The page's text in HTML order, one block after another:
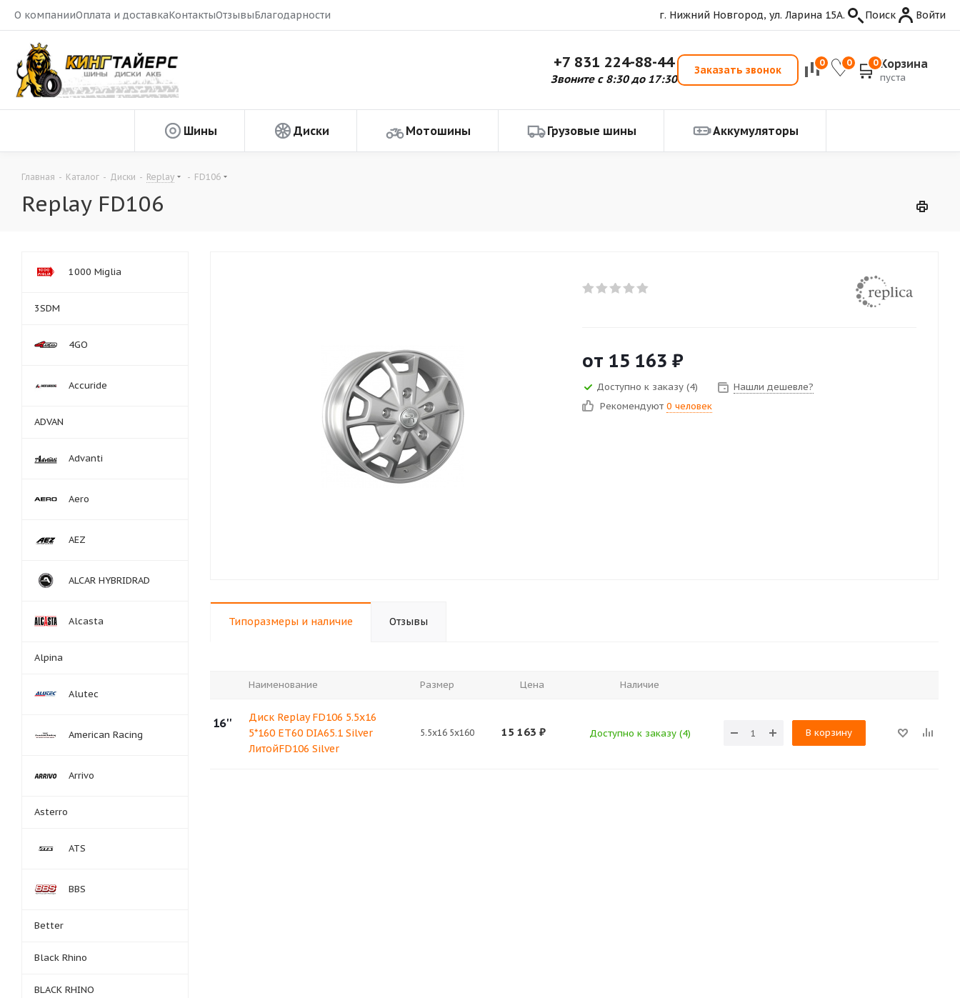
О компанииОплата и доставкаКонтактыОтзывыБлагодарности г. Нижний Новгород, ул. Ларина 15А. Поиск Войти
+7 831 224-88-44
Звоните с 8:30 до 17:30
Заказать звонок
0 0 0 Корзина
пуста
Шины Диски Мотошины Грузовые шины Аккумуляторы
Главная - Каталог - Диски - Replay - FD106
Replay FD106
от 15 163 ₽
Доступно к заказу (4)
Нашли дешевле?
Рекомендуют 0 человек
Типоразмеры и наличие Отзывы
Наименование Размер Цена Наличие
16''
Диск Replay FD106 5.5x16
5*160 ET60 DIA65.1 Silver
ЛитойFD106 Silver
5.5x16 5x160 15 163 ₽ Доступно к заказу (4) В корзину
1000 Miglia
3SDM
4GO
Accuride
ADVAN
Advanti
Aero
AEZ
ALCAR HYBRIDRAD
Alcasta
Alpina
Alutec
American Racing
Arrivo
Asterro
ATS
BBS
Better
Black Rhino
BLACK RHINO